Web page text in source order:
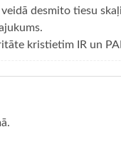
desmito tiesu
kristietim IR un